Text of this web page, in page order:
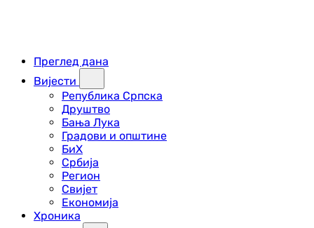
Преглед дана
Вијести
Република Српска
Друштво
Бања Лука
Градови и општине
БиХ
Србија
Регион
Свијет
Економија
Хроника